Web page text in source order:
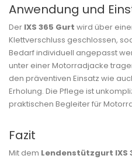
Anwendung und
Der IXS 365 Gurt wird über
Klettverschluss geschlossen,
Bedarf individuell angepasst
unter einer Motorradjacke
den präventiven Einsatz wie
Erholung. Die Pflege ist
praktischen Begleiter für
Fazit
Mit dem Lendenstützgurt IXS